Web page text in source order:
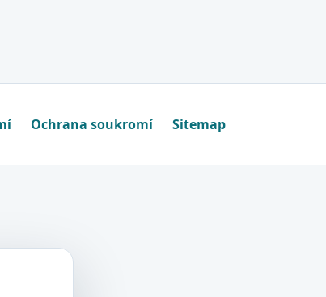
Ochrana soukromí Sitemap